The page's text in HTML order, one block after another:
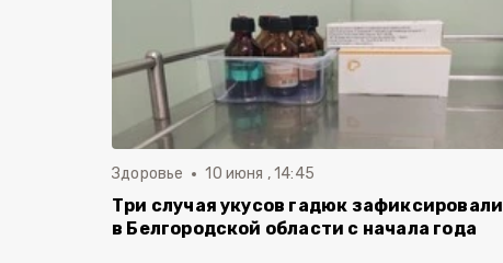
Здоровье 10 июня , 14:45
Три случая укусов гадюк зафиксировали
в Белгородской области с начала года